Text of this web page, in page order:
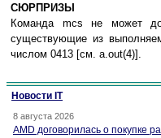
СЮРПРИЗЫ
Команда mcs не может
существующие из
числом 0413 [см. a.out(4)].
Новости IT
8 августа 2026
AMD договорилась о покупке